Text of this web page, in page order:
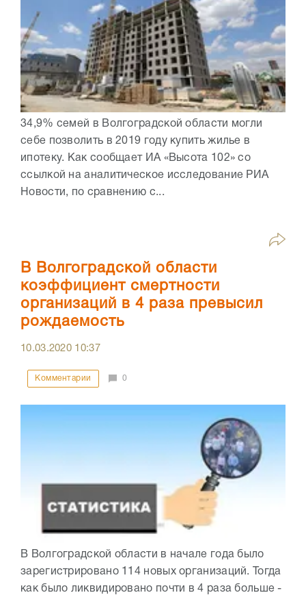
34,9% семей в Волгоградской области могли
себе позволить в 2019 году купить жилье в
ипотеку. Как сообщает ИА «Высота 102» со
ссылкой на аналитическое исследование РИА
Новости, по сравнению с...
В Волгоградской области
коэффициент смертности
организаций в 4 раза превысил
рождаемость
10.03.2020 10:37
Комментарии 0
В Волгоградской области в начале года было
зарегистрировано 114 новых организаций. Тогда
как было ликвидировано почти в 4 раза больше -